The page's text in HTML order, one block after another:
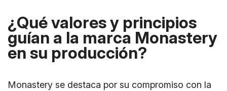
¿Qué valores y principios
guían a la marca Monastery
en su producción?
Monastery se destaca por su compromiso con la